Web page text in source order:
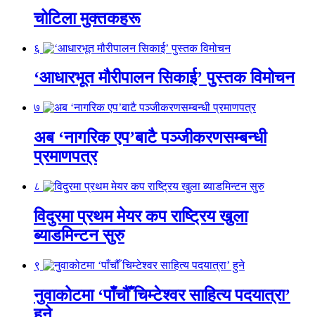
चोटिला मुक्तकहरू
६
‘आधारभूत मौरीपालन सिकाई’ पुस्तक विमोचन
७
अब ‘नागरिक एप’बाटै पञ्जीकरणसम्बन्धी
प्रमाणपत्र
८
विदुरमा प्रथम मेयर कप राष्ट्रिय खुला
ब्याडमिन्टन सुरु
९
नुवाकोटमा ‘पाँचौँ चिम्टेश्वर साहित्य पदयात्रा’